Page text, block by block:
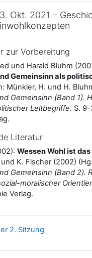
Okt. 2021 –
zur Vorbereitung
und Harald Bluhm
Gemeinsinn als
Münkler, H. und H.
Gemeinsinn (Band 1).
Leitbegriffe. S.
Literatur
Wessen Wohl ist
K. Fischer (2002)
Gemeinsinn (Band 2).
moralischer
Verlag.
2. Sitzung